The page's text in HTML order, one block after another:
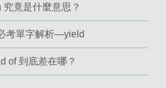
竟是什麼意思？
考單字解析—yield
of 到底差在哪？